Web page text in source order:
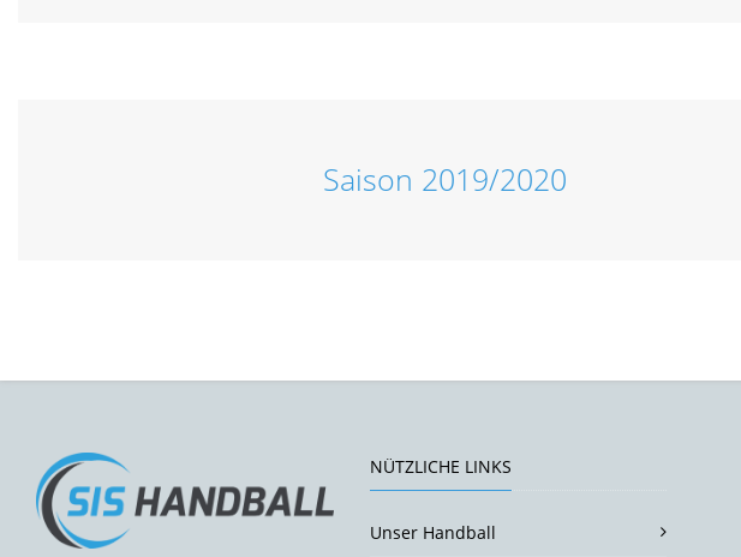
Saison 2019/2020
NÜTZLICHE LINKS
Unser Handball